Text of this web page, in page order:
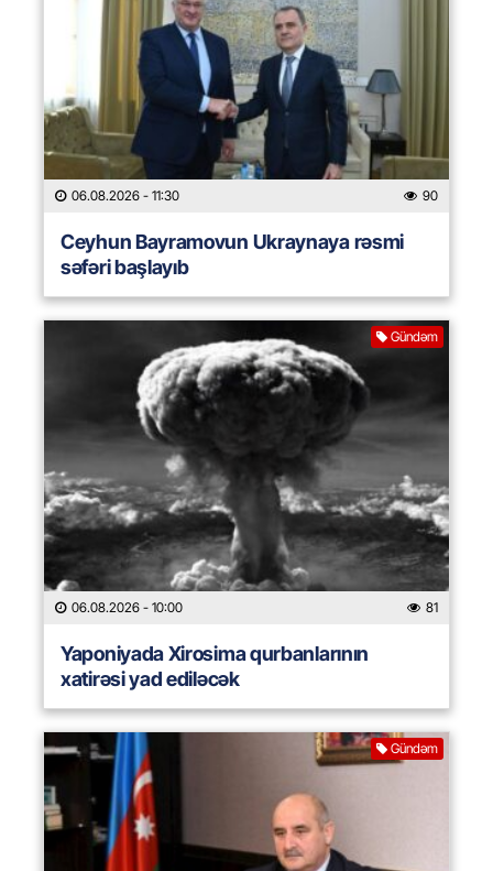
06.08.2026 - 11:30 90
Ceyhun Bayramovun Ukraynaya rəsmi
səfəri başlayıb
Gündəm
06.08.2026 - 10:00 81
Yaponiyada Xirosima qurbanlarının
xatirəsi yad ediləcək
Gündəm